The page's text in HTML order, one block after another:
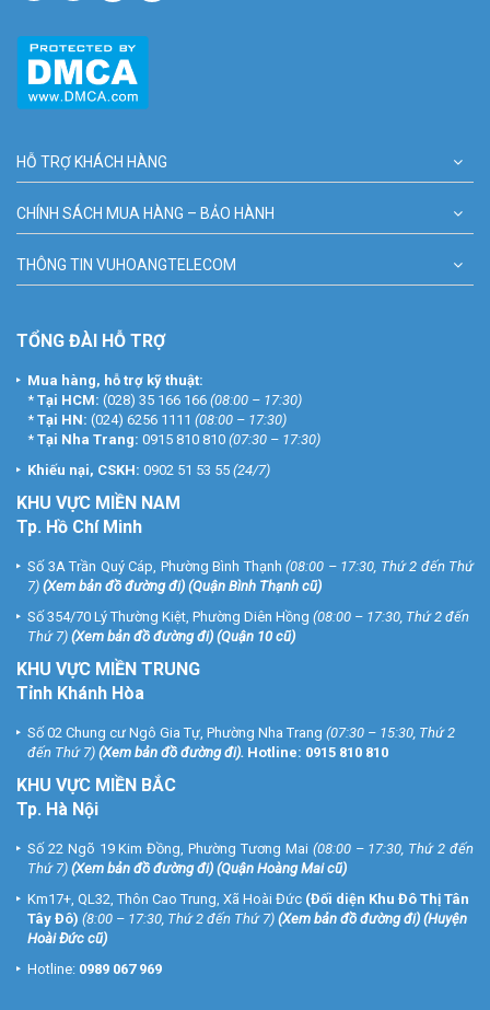
HỖ TRỢ KHÁCH HÀNG
CHÍNH SÁCH MUA HÀNG – BẢO HÀNH
THÔNG TIN VUHOANGTELECOM
TỔNG ĐÀI HỖ TRỢ
Mua hàng, hỗ trợ kỹ thuật:
* Tại HCM: (028) 35 166 166 (08:00 – 17:30)
* Tại HN: (024) 6256 1111 (08:00 – 17:30)
* Tại Nha Trang: 0915 810 810 (07:30 – 17:30)
Khiếu nại, CSKH: 0902 51 53 55 (24/7)
KHU VỰC MIỀN NAM
Tp. Hồ Chí Minh
Số 3A Trần Quý Cáp, Phường Bình Thạnh (08:00 – 17:30, Thứ 2 đến Thứ
7) (Xem bản đồ đường đi) (Quận Bình Thạnh cũ)
Số 354/70 Lý Thường Kiệt, Phường Diên Hồng (08:00 – 17:30, Thứ 2 đến
Thứ 7) (Xem bản đồ đường đi) (Quận 10 cũ)
KHU VỰC MIỀN TRUNG
Tỉnh Khánh Hòa
Số 02 Chung cư Ngô Gia Tự, Phường Nha Trang (07:30 – 15:30, Thứ 2
đến Thứ 7) (Xem bản đồ đường đi). Hotline: 0915 810 810
KHU VỰC MIỀN BẮC
Tp. Hà Nội
Số 22 Ngõ 19 Kim Đồng, Phường Tương Mai (08:00 – 17:30, Thứ 2 đến
Thứ 7) (Xem bản đồ đường đi) (Quận Hoàng Mai cũ)
Km17+, QL32, Thôn Cao Trung, Xã Hoài Đức (Đối diện Khu Đô Thị Tân
Tây Đô) (8:00 – 17:30, Thứ 2 đến Thứ 7) (Xem bản đồ đường đi) (Huyện
Hoài Đức cũ)
Hotline: 0989 067 969